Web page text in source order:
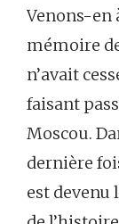
Venons-en
mémoire
n’avait
faisant
Moscou.
dernière
est devenu